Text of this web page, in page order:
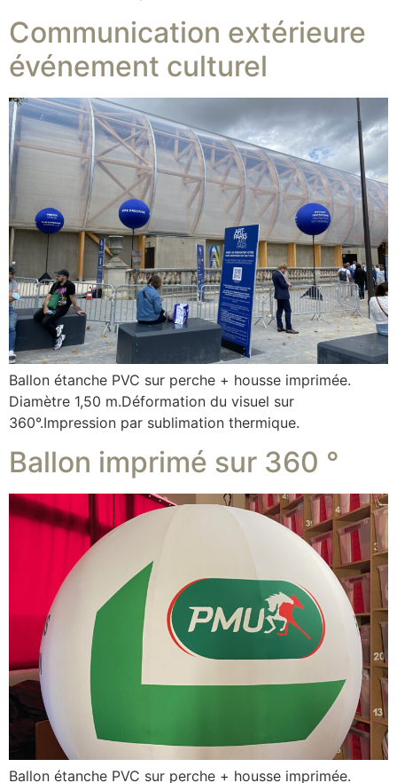
Communication extérieure
événement culturel
Ballon étanche PVC sur perche + housse imprimée.
Diamètre 1,50 m.Déformation du visuel sur
360°.Impression par sublimation thermique.
Ballon imprimé sur 360 °
Ballon étanche PVC sur perche + housse imprimée.